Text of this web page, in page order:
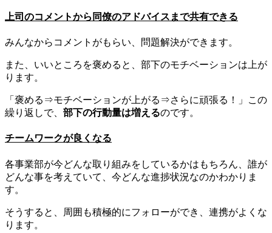
上司のコメントから同僚のアドバイスまで共有できる
みんなからコメントがもらい、問題解決ができます。
また、いいところを褒めると、部下のモチベーションは上が
ります。
「褒める⇒モチベーションが上がる⇒さらに頑張る！」この
繰り返しで、 部下の行動量は増えるのです。
チームワークが良くなる
各事業部が今どんな取り組みをしているかはもちろん、誰が
どんな事を考えていて、今どんな進捗状況なのかわかりま
す。
そうすると、周囲も積極的にフォローができ、連携がよくな
ります。